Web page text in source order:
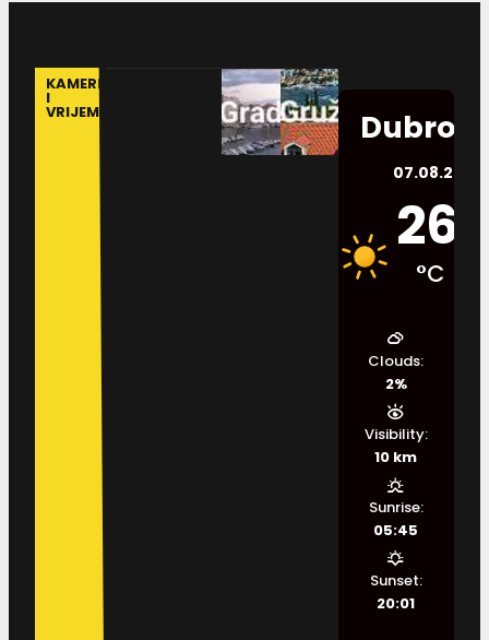
KAMERE
I
VRIJEME
07.08.2026.
26
°C
Clouds:
2%
Visibility:
10 km
Sunrise:
05:45
Sunset:
20:01